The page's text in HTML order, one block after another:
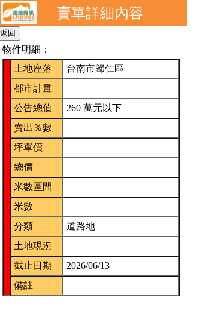
賣單詳細內容
物件明細：
土地座落
台南市歸仁區
都市計畫
公告總值
260 萬元以下
賣出％數
坪單價
總價
米數區間
米數
分類
道路地
土地現況
截止日期
2026/06/13
備註